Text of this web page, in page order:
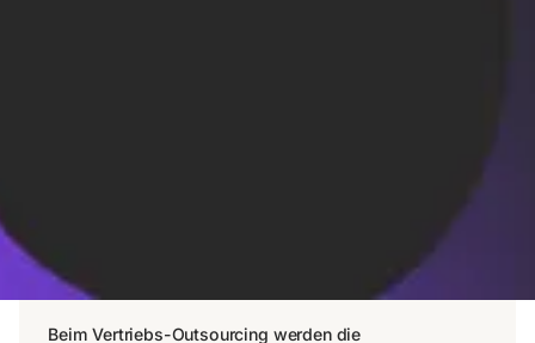
Beim Vertriebs-Outsourcing werden die